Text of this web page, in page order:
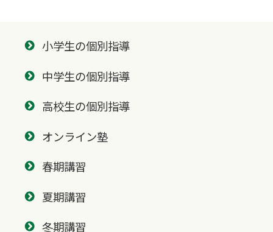
小学生の個別指導
中学生の個別指導
高校生の個別指導
オンライン塾
春期講習
夏期講習
冬期講習